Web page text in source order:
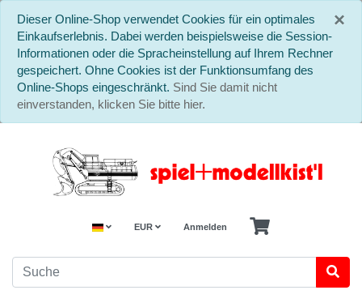
×
Dieser Online-Shop verwendet Cookies für ein optimales
Einkaufserlebnis. Dabei werden beispielsweise die Session-
Informationen oder die Spracheinstellung auf Ihrem Rechner
gespeichert. Ohne Cookies ist der Funktionsumfang des
Online-Shops eingeschränkt. Sind Sie damit nicht
einverstanden, klicken Sie bitte hier.
EUR Anmelden